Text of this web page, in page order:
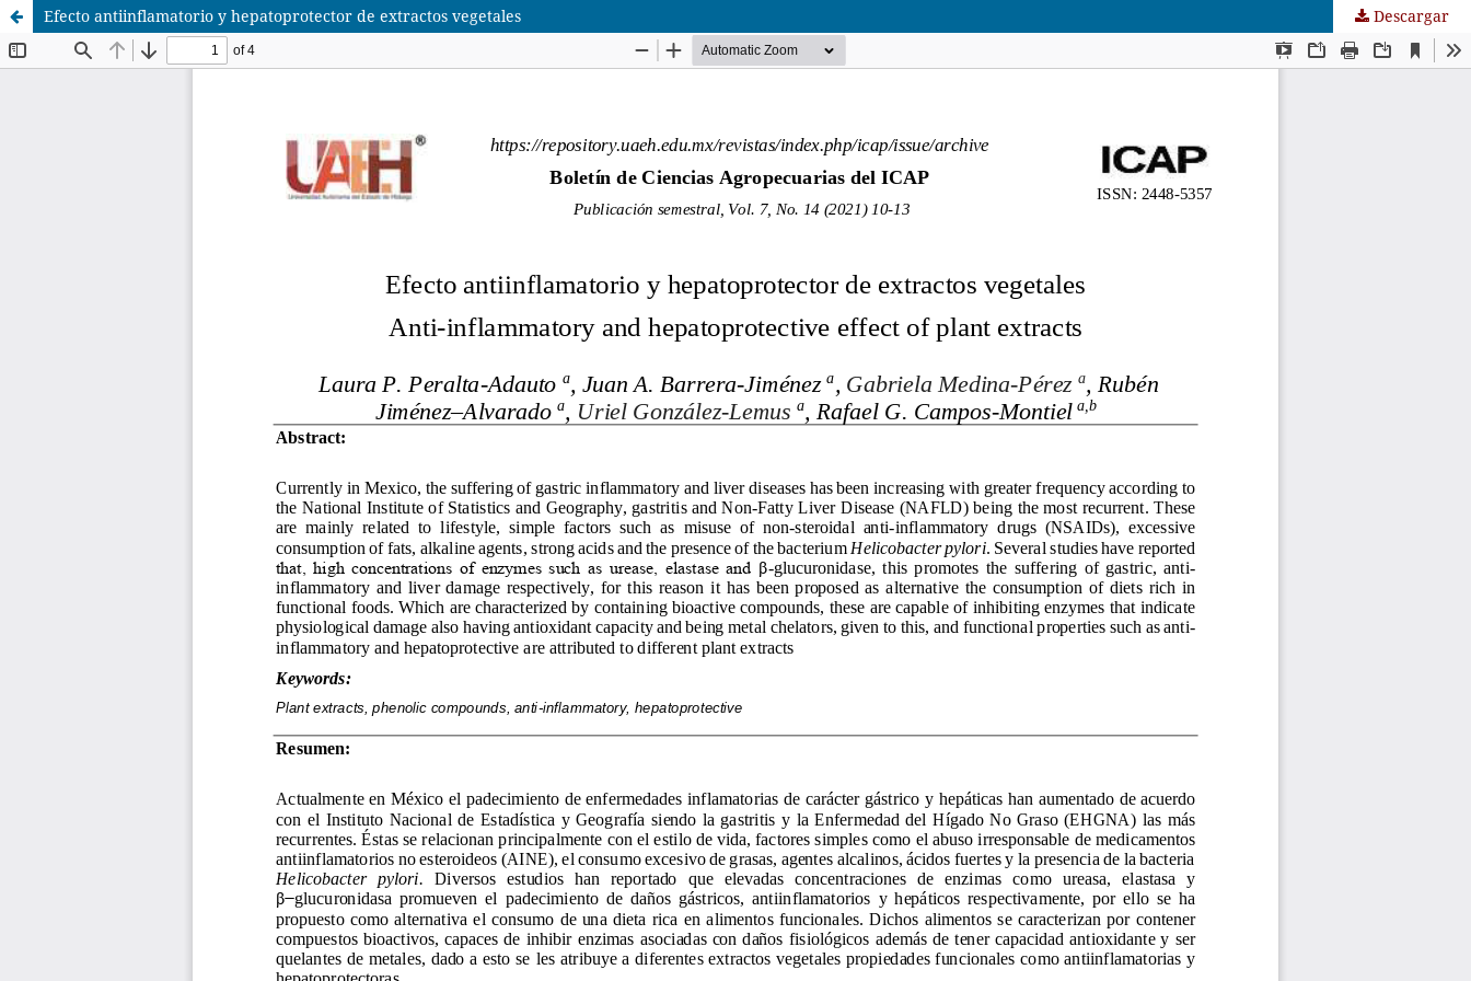
Efecto antiinflamatorio y hepatoprotector de extractos vegetales Descargar